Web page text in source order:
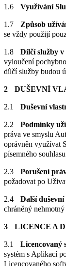
Využívání
Způsob
se vždy použijí
Dílčí služby
vyloučení
dílčí služby budou
DUŠEVNÍ
Duševní
Podmínky
práva ve smyslu
oprávněn využívat
písemného
Porušení
požadovat po
Další
chráněný
LICENCE A
Licencovaný
systém s Aplikací
Licencovaného